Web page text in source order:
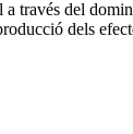
través del
dels